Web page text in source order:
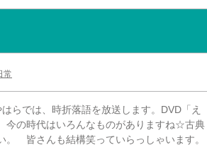
常
では、時折落語を放送します。DVD「え
の時代はいろんなものがありますね☆古典
。 皆さんも結構笑っていらっしゃいます。